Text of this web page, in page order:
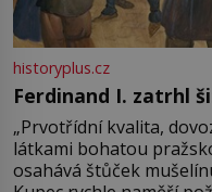
historyplus.cz
Ferdinand I. zatrhl
„Prvotřídní kvalita,
látkami bohatou
osahává štůček